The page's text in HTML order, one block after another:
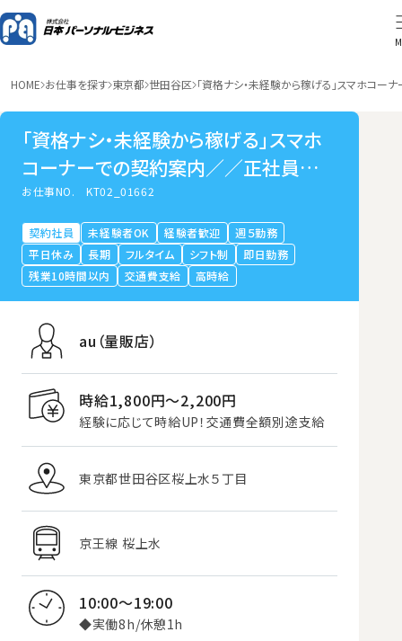
HOME お仕事を探す 東京都 世田谷区 「資格ナシ・未経験から稼げる」スマホコ
「資格ナシ・未経験から稼げる」スマホ
コーナーでの契約案内／／正社員登用
実績多数あり／桜上水
お仕事NO.KT02_01662
契約社員 未経験者OK 経験者歓迎
週５勤務
平日休み
長期 フルタイム シフト制
即日勤務
残業10時間以内
交通費支給 高時給
au（量販店）
時給1,800円〜2,200円
経験に応じて時給UP！交通費全額別途支給
東京都世田谷区桜上水５丁目
京王線 桜上水
10:00～19:00
◆実働8h/休憩1h